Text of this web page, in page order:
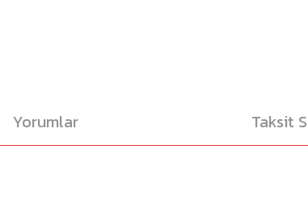
Yorumlar Taksit